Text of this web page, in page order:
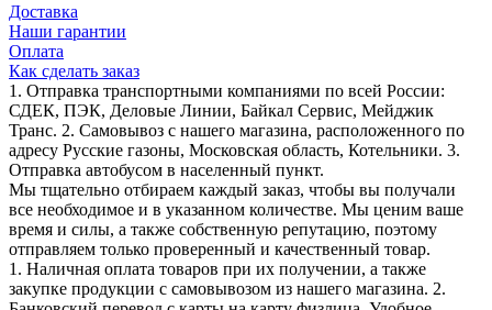
Доставка
Наши гарантии
Оплата
Как сделать заказ
1. Отправка транспортными компаниями по всей России:
СДЕК, ПЭК, Деловые Линии, Байкал Сервис, Мейджик
Транс. 2. Самовывоз с нашего магазина, расположенного по
адресу Русские газоны, Московская область, Котельники. 3.
Отправка автобусом в населенный пункт.
Мы тщательно отбираем каждый заказ, чтобы вы получали
все необходимое и в указанном количестве. Мы ценим ваше
время и силы, а также собственную репутацию, поэтому
отправляем только проверенный и качественный товар.
1. Наличная оплата товаров при их получении, а также
закупке продукции с самовывозом из нашего магазина. 2.